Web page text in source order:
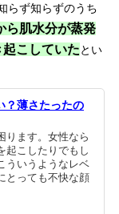
らず知らずのうち
ら肌水分が蒸発
こしていたとい
？薄さたったの
ります。女性なら
起こしたりでもし
ういうようなレベ
とっても不快な顔